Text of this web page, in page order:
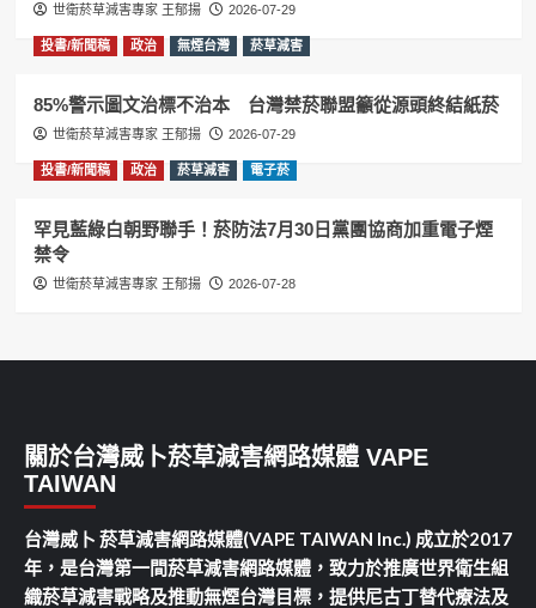
世衛菸草減害專家 王郁揚 2026-07-29
投書/新聞稿 政治 無煙台灣 菸草減害
85%警示圖文治標不治本 台灣禁菸聯盟籲從源頭終結紙菸
世衛菸草減害專家 王郁揚 2026-07-29
投書/新聞稿 政治 菸草減害 電子菸
罕見藍綠白朝野聯手！菸防法7月30日黨團協商加重電子煙
禁令
世衛菸草減害專家 王郁揚 2026-07-28
關於台灣威卜菸草減害網路媒體 VAPE
TAIWAN
台灣威卜 菸草減害網路媒體(VAPE TAIWAN Inc.) 成立於2017
年，是台灣第一間菸草減害網路媒體，致力於推廣世界衛生組
織菸草減害戰略及推動無煙台灣目標，提供尼古丁替代療法及